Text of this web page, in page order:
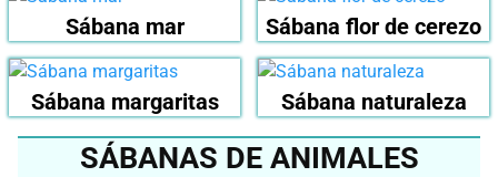
Sábana mar Sábana flor de cerezo
Sábana margaritas Sábana naturaleza
SÁBANAS DE ANIMALES